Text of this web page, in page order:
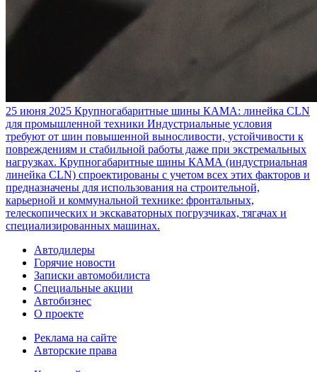
25 июня 2025 Крупногабаритные шины КАМА: линейка CLN
для промышленной техники Индустриальные условия
требуют от шин повышенной выносливости, устойчивости к
повреждениям и стабильной работы даже при экстремальных
нагрузках. Крупногабаритные шины КАМА (индустриальная
линейка CLN) спроектированы с учетом всех этих факторов и
предназначены для использования на строительной,
карьерной и коммунальной технике: фронтальных,
телескопических и экскаваторных погрузчиках, тягачах и
специализированных машинах.
Автодилеры
Горячие новости
Записки автомобилиста
Специальные акции
Автобизнес
О проекте
Реклама на сайте
Авторские права